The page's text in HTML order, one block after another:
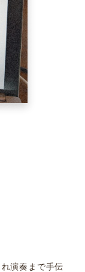
演奏まで手伝